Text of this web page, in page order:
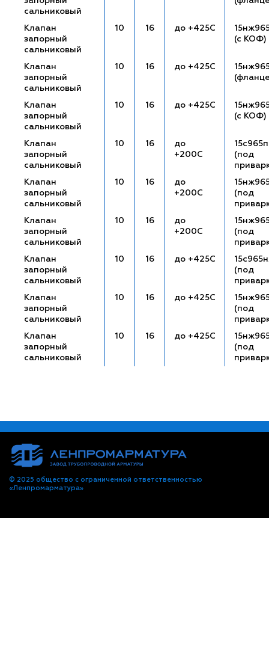
сальниковый
Клапан
запорный
сальниковый
10 16 до +425С
(с КОФ)
Клапан
запорный
сальниковый
10 16 до +425С
Клапан
запорный
сальниковый
10 16 до +425С
(с КОФ)
Клапан
запорный
сальниковый
10 16
до
+200С
(под
Клапан
запорный
сальниковый
10 16
до
+200С
(под
Клапан
запорный
сальниковый
10 16
до
+200С
(под
Клапан
запорный
сальниковый
10 16 до +425С
(под
Клапан
запорный
сальниковый
10 16 до +425С
(под
Клапан
запорный
сальниковый
10 16 до +425С
(под
© 2025 общество с ограниченной ответственностью
«Ленпромарматура»